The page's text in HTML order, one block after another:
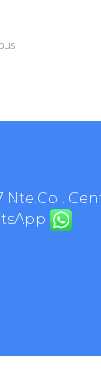
Nte.Col.